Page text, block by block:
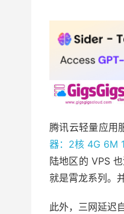
腾讯云轻量应用
器：2核 4G 6M
陆地区的 VPS
就是霄龙系列。
此外，三网延迟